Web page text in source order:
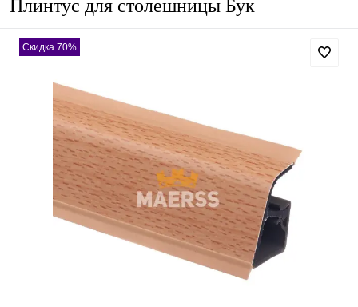
Плинтус для столешницы Бук
Скидка 70%